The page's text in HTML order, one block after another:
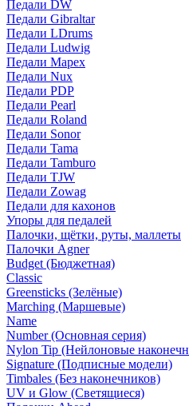
Педали DW
Педали Gibraltar
Педали LDrums
Педали Ludwig
Педали Mapex
Педали Nux
Педали PDP
Педали Pearl
Педали Roland
Педали Sonor
Педали Tama
Педали Tamburo
Педали TJW
Педали Zowag
Педали для кахонов
Упоры для педалей
Палочки, щётки, руты, маллеты
Палочки Agner
Budget (Бюджетная)
Classic
Greensticks (Зелёные)
Marching (Маршевые)
Name
Number (Основная серия)
Nylon Tip (Нейлоновые
Signature (Подписные модели)
Timbales (Без наконечников)
UV и Glow (Светящиеся)